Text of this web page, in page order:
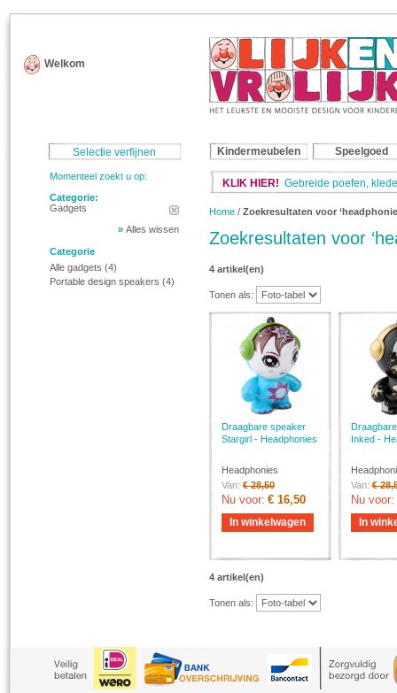
Welkom
Kindermeubelen Speelgoed
KLIK HIER! Gebreide poefen,
Home / Zoekresultaten voor
Zoekresultaten voor
4 artikel(en)
Tonen als:
Draagbare speaker
Stargirl - Headphonies
Headphonies
Van: € 28,50
Nu voor: € 16,50
In winkelwagen
Inked -
Van: €
Nu voor:
In
4 artikel(en)
Tonen als:
Selectie verfijnen
Momenteel zoekt u op:
Categorie:
Gadgets
» Alles wissen
Categorie
Alle gadgets (4)
Portable design speakers (4)